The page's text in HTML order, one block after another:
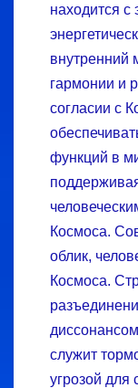
находится
внутренний
гармонии и
согласии с
функций в
Космоса.
облик,
Космоса.
служит
угрозой